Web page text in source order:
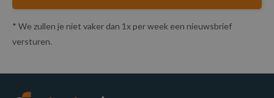
* We zullen je niet vaker dan 1x per week een nieuwsbrief
versturen.